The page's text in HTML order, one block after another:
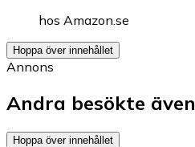
hos Amazon.se
Hoppa över innehållet
Annons
Andra besökte även
Hoppa över innehållet